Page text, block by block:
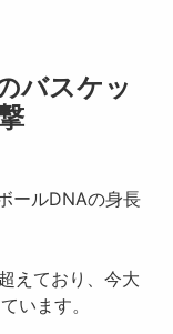
バスケッ
ールDNAの身長
えており、今大
います。